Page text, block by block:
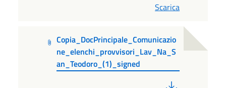
Scarica
Copia_DocPrincipale_Comunicazio
ne_elenchi_provvisori_Lav_Na_S
an_Teodoro_(1)_signed